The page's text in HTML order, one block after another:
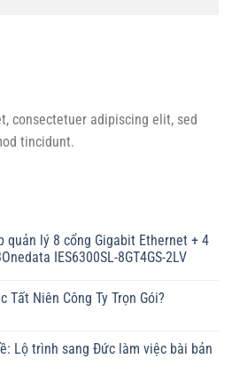
consectetuer adipiscing elit, sed
tincidunt.
quản lý 8 cổng Gigabit Ethernet + 4
IES6300SL-8GT4GS-2LV
Tất Niên Công Ty Trọn Gói?
Lộ trình sang Đức làm việc bài bản